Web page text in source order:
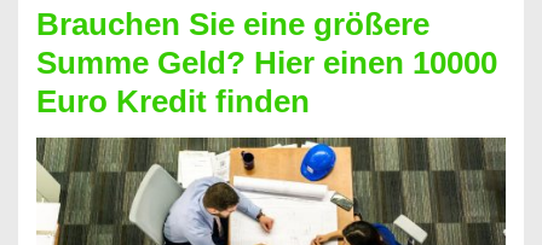
Geht
das
überhaupt?
Na
klar!
Brauchen Sie eine größere
Summe Geld? Hier einen 10000
Euro Kredit finden